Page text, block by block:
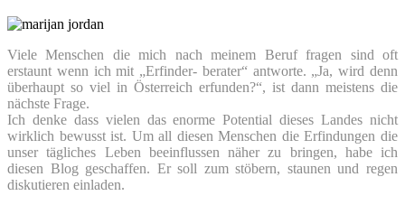
Viele Menschen die mich nach meinem Beruf fragen sind oft
erstaunt wenn ich mit „Erfinder- berater“ antworte. „Ja, wird denn
überhaupt so viel in Österreich erfunden?“, ist dann meistens die
nächste Frage.
Ich denke dass vielen das enorme Potential dieses Landes nicht
wirklich bewusst ist. Um all diesen Menschen die Erfindungen die
unser tägliches Leben beeinflussen näher zu bringen, habe ich
diesen Blog geschaffen. Er soll zum stöbern, staunen und regen
diskutieren einladen.